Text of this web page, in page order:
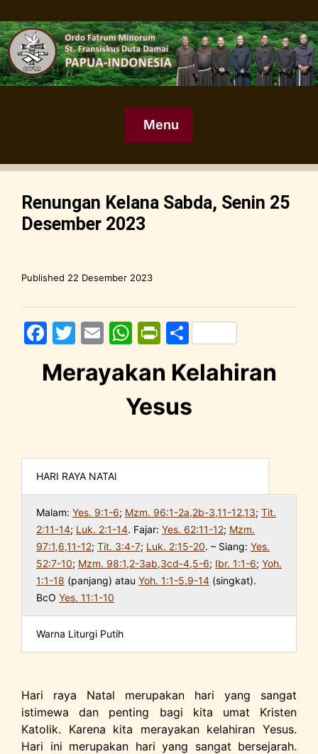
Menu
Renungan Kelana Sabda, Senin 25
Desember 2023
Published 22 Desember 2023
F
c
o
k
T
itt
E
ai
W
at
s
A
Pr
tF
ri
e
y
S
ar
e
Merayakan Kelahiran
Yesus
HARI RAYA NATAl
Malam: Yes. 9:1-6; Mzm. 96:1-2a,2b-3,11-12,13; Tit.
2:11-14; Luk. 2:1-14. Fajar: Yes. 62:11-12; Mzm.
97:1,6,11-12; Tit. 3:4-7; Luk. 2:15-20. – Siang: Yes.
52:7-10; Mzm. 98:1,2-3ab,3cd-4,5-6; Ibr. 1:1-6; Yoh.
1:1-18 (panjang) atau Yoh. 1:1-5.9-14 (singkat).
BcO Yes. 11:1-10
Warna Liturgi Putih
Hari raya Natal merupakan hari yang sangat
istimewa dan penting bagi kita umat Kristen
Katolik. Karena kita merayakan kelahiran Yesus.
Hari ini merupakan hari yang sangat bersejarah.